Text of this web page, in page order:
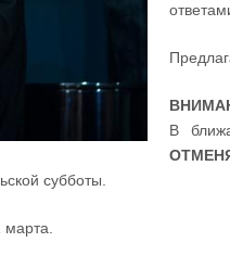
В
субботы.
марта.